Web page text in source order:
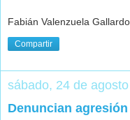
Fabián Valenzuela Gallardo
Compartir
sábado, 24 de
Denuncian